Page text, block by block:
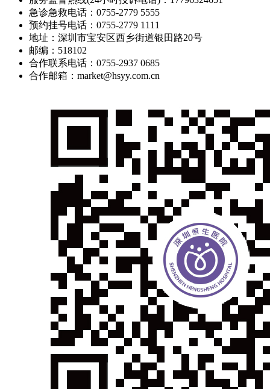
急诊急救电话：0755-2779 5555
预约挂号电话：0755-2779 1111
地址：深圳市宝安区西乡街道银田路20号
邮编：518102
合作联系电话：0755-2937 0685
合作邮箱：market@hsyy.com.cn